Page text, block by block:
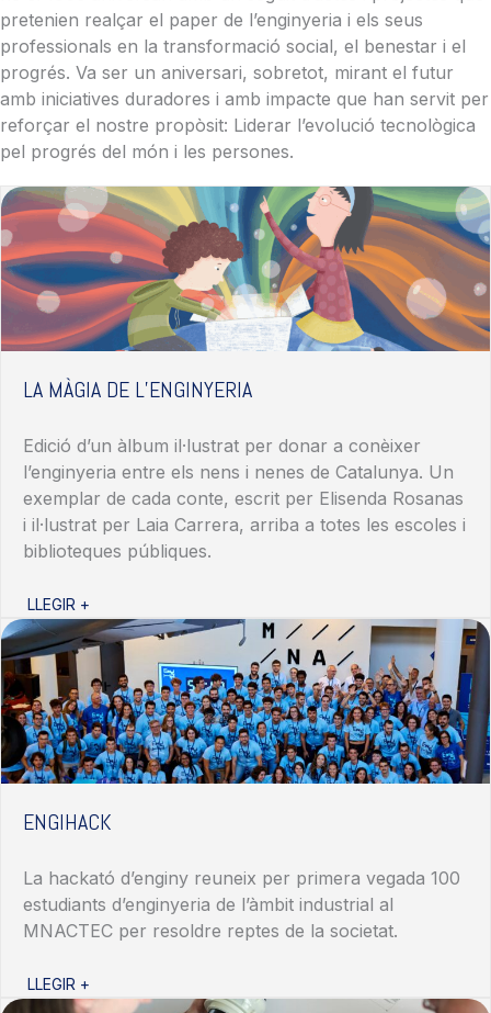
pretenien realçar el paper de l’enginyeria i els seus
professionals en la transformació social, el benestar i el
progrés. Va ser un aniversari, sobretot, mirant el futur
amb iniciatives duradores i amb impacte que han servit per
reforçar el nostre propòsit: Liderar l’evolució tecnològica
pel progrés del món i les persones.
LA MÀGIA DE L’ENGINYERIA
Edició d’un àlbum il·lustrat per donar a conèixer
l’enginyeria entre els nens i nenes de Catalunya. Un
exemplar de cada conte, escrit per Elisenda Rosanas
i il·lustrat per Laia Carrera, arriba a totes les escoles i
biblioteques públiques.
LLEGIR +
ENGIHACK
La hackató d’enginy reuneix per primera vegada 100
estudiants d’enginyeria de l’àmbit industrial al
MNACTEC per resoldre reptes de la societat.
LLEGIR +